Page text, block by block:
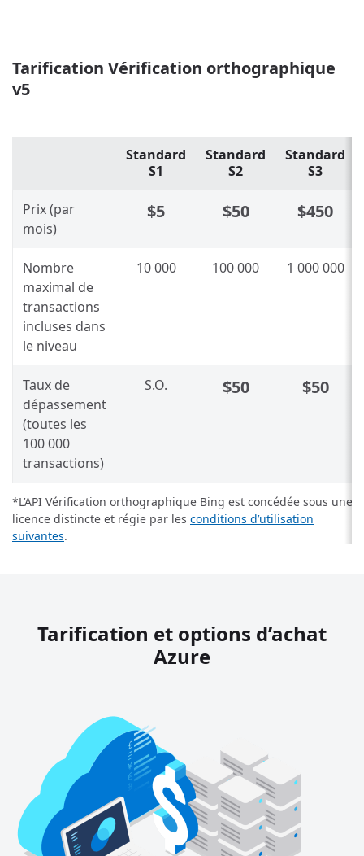
Tarification Vérification orthographique
v5
Standard
S1
Standard
S2
Standard
S3
Prix (par
mois)
$5 $50 $450
Nombre
maximal de
transactions
incluses dans
le niveau
10 000 100 000 1 000 000
Taux de
dépassement
(toutes les
100 000
transactions)
S.O. $50 $50
*L’API Vérification orthographique Bing est concédée sous une
licence distincte et régie par les conditions d’utilisation
suivantes.
Tarification et options d’achat
Azure